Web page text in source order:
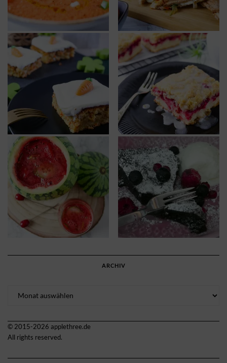
ARCHIV
© 2015-2026 applethree.de
All rights reserved.